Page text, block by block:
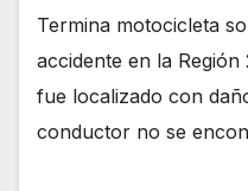
Termina motocicleta
accidente en la
fue localizado con
conductor no se